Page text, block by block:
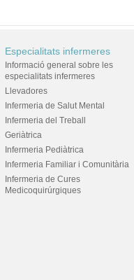
Especialitats infermeres
Informació general sobre les
especialitats infermeres
Llevadores
Infermeria de Salut Mental
Infermeria del Treball
Geriàtrica
Infermeria Pediàtrica
Infermeria Familiar i Comunitària
Infermeria de Cures
Medicoquirúrgiques